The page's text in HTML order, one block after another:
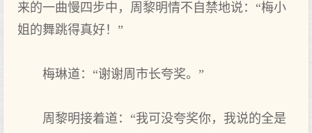
来的一曲慢四步中，周黎明情不自禁地说：“梅小
姐的舞跳得真好！”
梅琳道：“谢谢周市长夸奖。”
周黎明接着道：“我可没夸奖你，我说的全是